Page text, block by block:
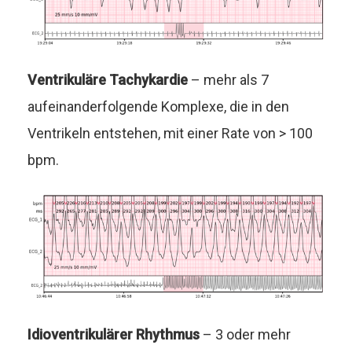
Ventrikuläre Tachykardie – mehr als 7
aufeinanderfolgende Komplexe, die in den
Ventrikeln entstehen, mit einer Rate von > 100
bpm.
Idioventrikulärer Rhythmus – 3 oder mehr